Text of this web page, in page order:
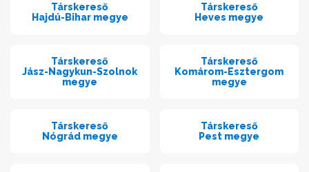
Társkereső
Hajdú-Bihar megye
Társkereső
Heves megye
Társkereső
Jász-Nagykun-Szolnok
megye
Társkereső
Komárom-Esztergom
megye
Társkereső
Nógrád megye
Társkereső
Pest megye